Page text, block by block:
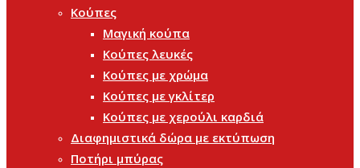
Κούπες
Μαγική κούπα
Κούπες λευκές
Κούπες με χρώμα
Κούπες με γκλίτερ
Κούπες με χερούλι καρδιά
Διαφημιστικά δώρα με εκτύπωση
Ποτήρι μπύρας